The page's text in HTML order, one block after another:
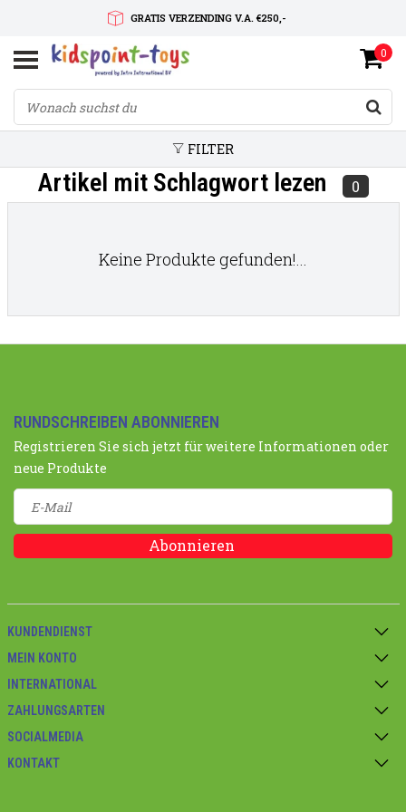
GRATIS VERZENDING V.A. €250,-
SNELLE LEVERTIJD
SERVICE OP MAAT
0
FILTER
Artikel mit Schlagwort lezen 0
Keine Produkte gefunden!...
RUNDSCHREIBEN ABONNIEREN
Registrieren Sie sich jetzt für weitere Informationen oder
neue Produkte
Abonnieren
KUNDENDIENST
MEIN KONTO
INTERNATIONAL
ZAHLUNGSARTEN
SOCIALMEDIA
KONTAKT